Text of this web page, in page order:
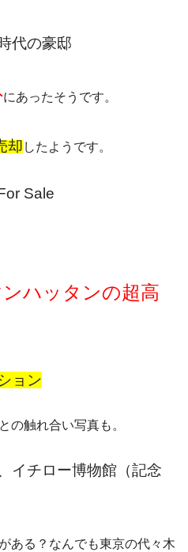
代の豪邸
にあったそうです。
却 したようです。
Sale
ハッタンの超高
ョン
の触れ合い写真も。
イチロー博物館（記念
ある？なんでも東京の代々木